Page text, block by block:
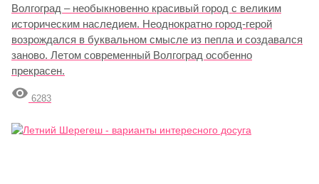
Волгоград – необыкновенно красивый город с великим
историческим наследием. Неоднократно город-герой
возрождался в буквальном смысле из пепла и создавался
заново. Летом современный Волгоград особенно
прекрасен.
 6283